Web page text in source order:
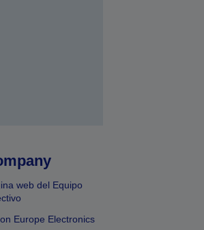
web del Equipo
Europe Electronics